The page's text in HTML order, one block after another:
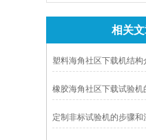
相关
塑料海角社区下载机结构
橡胶海角社区下载试验机
定制非标试验机的步骤和